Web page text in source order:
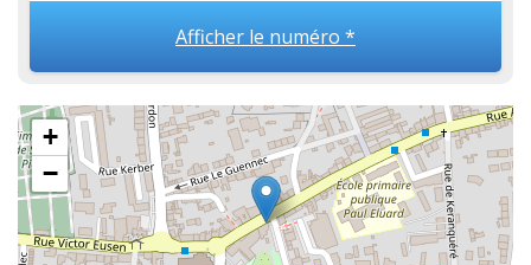
Afficher le numéro *
+
−